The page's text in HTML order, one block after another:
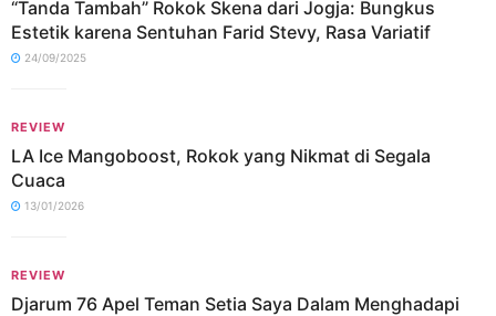
“Tanda Tambah” Rokok Skena dari Jogja: Bungkus
Estetik karena Sentuhan Farid Stevy, Rasa Variatif
24/09/2025
REVIEW
LA Ice Mangoboost, Rokok yang Nikmat di Segala
Cuaca
13/01/2026
REVIEW
Djarum 76 Apel Teman Setia Saya Dalam Menghadapi